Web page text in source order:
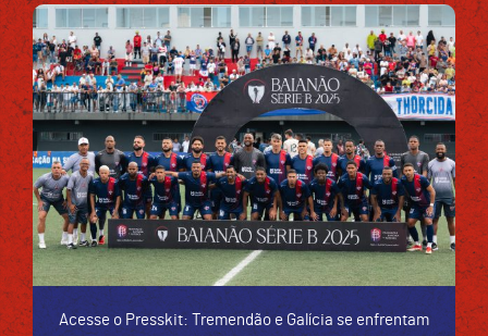
Acesse o Presskit: Tremendão e Galícia se enfrentam